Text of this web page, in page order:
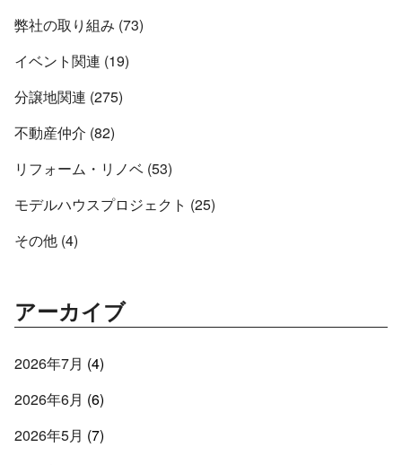
弊社の取り組み (73)
イベント関連 (19)
分譲地関連 (275)
不動産仲介 (82)
リフォーム・リノベ (53)
モデルハウスプロジェクト (25)
その他 (4)
アーカイブ
2026年7月 (4)
2026年6月 (6)
2026年5月 (7)